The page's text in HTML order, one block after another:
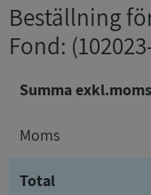
Beställning
Fond:
Summa exkl.moms
Moms
Total